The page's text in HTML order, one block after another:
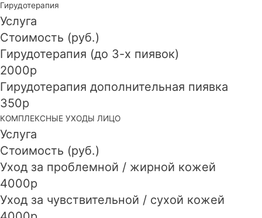
Гирудотерапия
Услуга
Стоимость (руб.)
Гирудотерапия (до 3-х пиявок)
2000р
Гирудотерапия дополнительная пиявка
350р
КОМПЛЕКСНЫЕ УХОДЫ ЛИЦО
Услуга
Стоимость (руб.)
Уход за проблемной / жирной кожей
4000р
Уход за чувствительной / сухой кожей